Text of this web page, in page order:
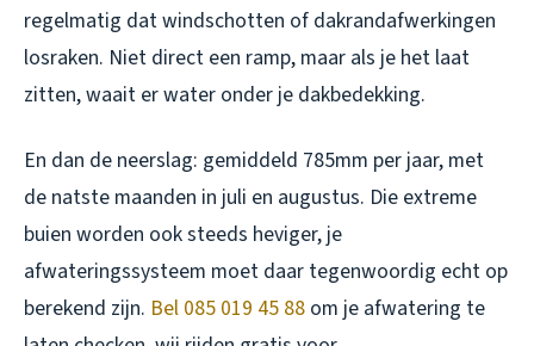
regelmatig dat windschotten of dakrandafwerkingen
losraken. Niet direct een ramp, maar als je het laat
zitten, waait er water onder je dakbedekking.
En dan de neerslag: gemiddeld 785mm per jaar, met
de natste maanden in juli en augustus. Die extreme
buien worden ook steeds heviger, je
afwateringssysteem moet daar tegenwoordig echt op
berekend zijn. Bel 085 019 45 88 om je afwatering te